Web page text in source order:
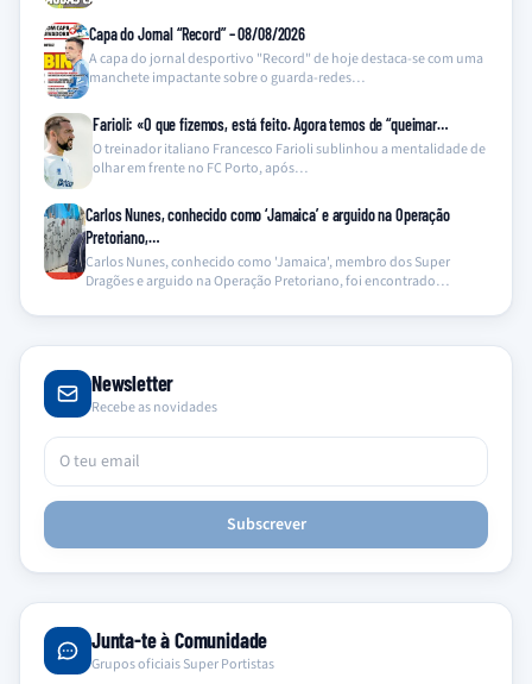
Capa do Jornal “Record” – 08/08/2026
A capa do jornal desportivo "Record" de hoje destaca-se com uma
manchete impactante sobre o guarda-redes…
Farioli: «O que fizemos, está feito. Agora temos de “queimar…
O treinador italiano Francesco Farioli sublinhou a mentalidade de
olhar em frente no FC Porto, após…
Carlos Nunes, conhecido como ‘Jamaica’ e arguido na Operação
Pretoriano,…
Carlos Nunes, conhecido como 'Jamaica', membro dos Super
Dragões e arguido na Operação Pretoriano, foi encontrado…
Newsletter
Recebe as novidades
Subscrever
Junta-te à Comunidade
Grupos oficiais Super Portistas